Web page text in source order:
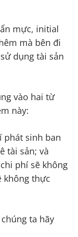
mực, initial
mà bên đi
dụng tài sản
vào hai từ
này:
phát sinh ban
tài sản; và
phí sẽ không
không thực
ta hãy